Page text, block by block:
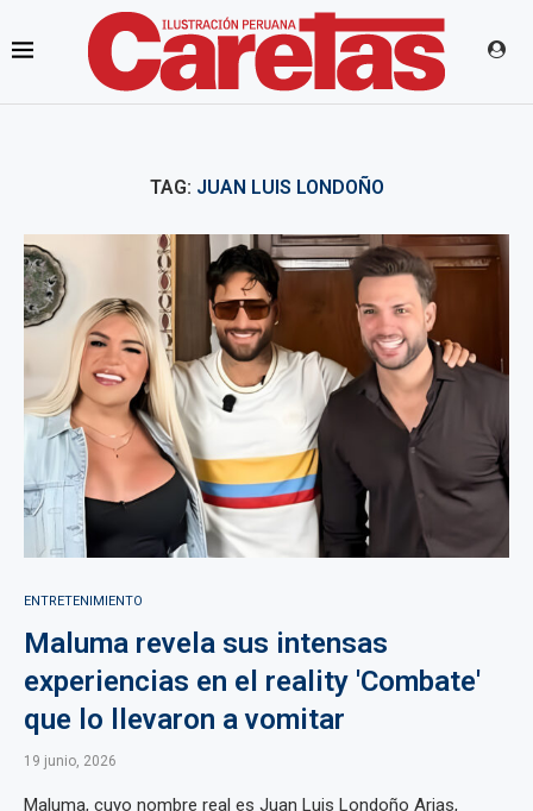
TAG: JUAN LUIS LONDOÑO
ENTRETENIMIENTO
Maluma revela sus intensas
experiencias en el reality 'Combate'
que lo llevaron a vomitar
19 junio, 2026
Maluma, cuyo nombre real es Juan Luis Londoño Arias,